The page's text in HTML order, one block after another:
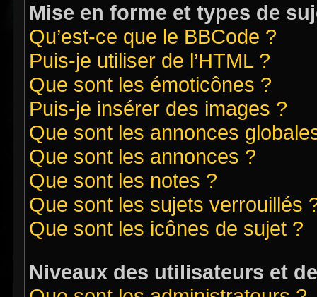
Mise en forme et types de
Qu’est-ce que le BBCode ?
Puis-je utiliser de l’HTML ?
Que sont les émoticônes ?
Puis-je insérer des images ?
Que sont les annonces
Que sont les annonces ?
Que sont les notes ?
Que sont les sujets verrouillés
Que sont les icônes de sujet ?
Niveaux des utilisateurs et